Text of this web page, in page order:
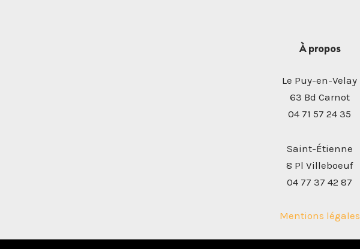
À propos
Le Puy-en-Velay
63 Bd Carnot
04 71 57 24 35
Saint-Étienne
8 Pl Villeboeuf
04 77 37 42 87
Mentions légales